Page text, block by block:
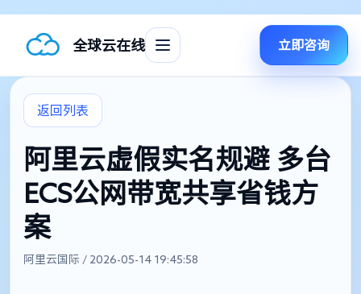
全球云在线 立即咨询
返回列表
阿里云虚假实名规避 多台
ECS公网带宽共享省钱方
案
阿里云国际 / 2026-05-14 19:45:58